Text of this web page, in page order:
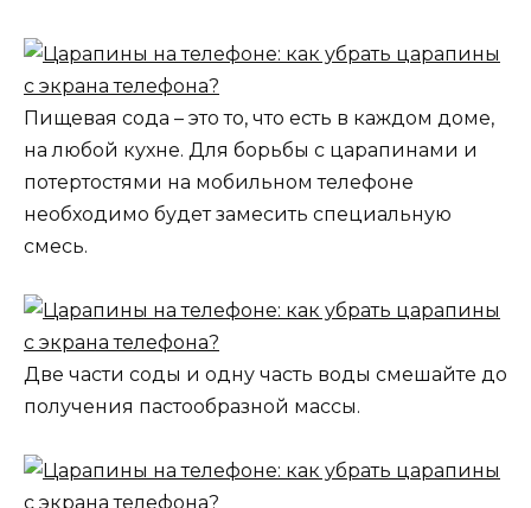
Пищевая сода – это то, что есть в каждом доме,
на любой кухне. Для борьбы с царапинами и
потертостями на мобильном телефоне
необходимо будет замесить специальную
смесь.
Две части соды и одну часть воды смешайте до
получения пастообразной массы.